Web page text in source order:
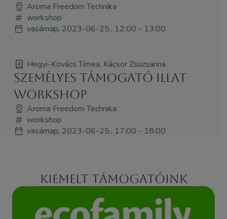
Aroma Freedom Technika
workshop
vasárnap, 2023-06-25., 12:00 - 13:00
Hegyi-Kovács Tímea, Kácsor Zsuzsanna
Személyes támogató illat
workshop
Aroma Freedom Technika
workshop
vasárnap, 2023-06-25., 17:00 - 18:00
Kiemelt támogatóink